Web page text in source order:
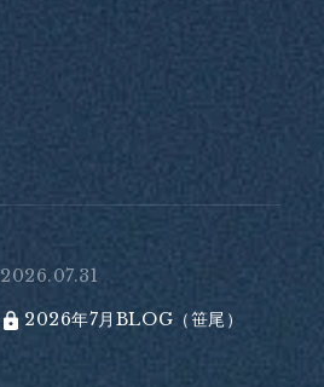
2026.07.31
2026年7月BLOG（笹尾）